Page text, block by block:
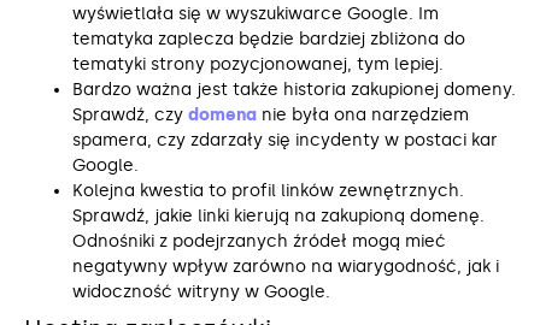
wyświetlała się w wyszukiwarce Google. Im
tematyka zaplecza będzie bardziej zbliżona do
tematyki strony pozycjonowanej, tym lepiej.
Bardzo ważna jest także historia zakupionej domeny.
Sprawdź, czy domena nie była ona narzędziem
spamera, czy zdarzały się incydenty w postaci kar
Google.
Kolejna kwestia to profil linków zewnętrznych.
Sprawdź, jakie linki kierują na zakupioną domenę.
Odnośniki z podejrzanych źródeł mogą mieć
negatywny wpływ zarówno na wiarygodność, jak i
widoczność witryny w Google.